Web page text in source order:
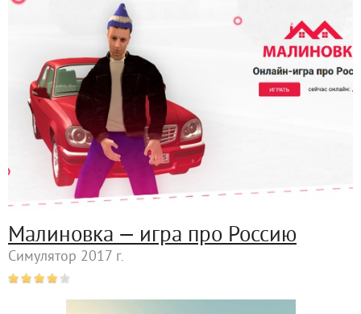
Малиновка — игра про Россию
Симулятор 2017 г.